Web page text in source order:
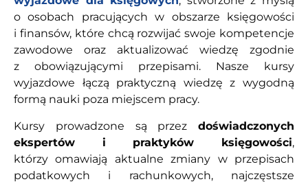
o osobach pracujących w obszarze księgowości
i finansów, które chcą rozwijać swoje kompetencje
zawodowe oraz aktualizować wiedzę zgodnie
z obowiązującymi przepisami. Nasze kursy
wyjazdowe łączą praktyczną wiedzę z wygodną
formą nauki poza miejscem pracy.
Kursy prowadzone są przez doświadczonych
ekspertów i praktyków księgowości,
którzy omawiają aktualne zmiany w przepisach
podatkowych i rachunkowych, najczęstsze